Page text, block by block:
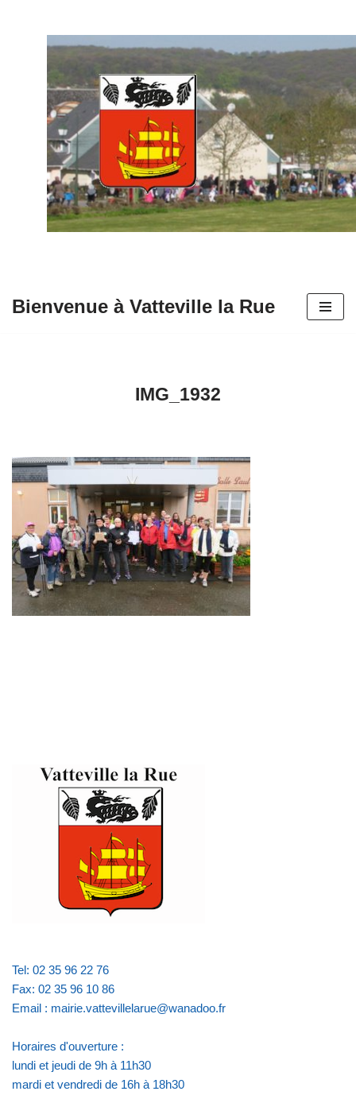
contenu
Bienvenue à Vatteville la Rue
IMG_1932
Tel: 02 35 96 22 76
Fax: 02 35 96 10 86
Email : mairie.vattevillelarue@wanadoo.fr
Horaires d'ouverture :
lundi et jeudi de 9h à 11h30
mardi et vendredi de 16h à 18h30